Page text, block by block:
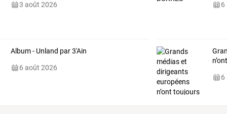
3 août 2026 6
Album - Unland par 3'Ain
6 août 2026
6